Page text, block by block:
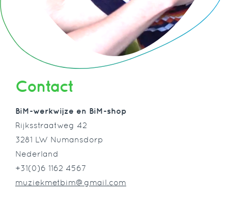
Contact
BiM-werkwijze en BiM-shop
Rijksstraatweg 42
3281 LW Numansdorp
Nederland
+31(0)6 1162 4567
muziekmetbim@gmail.com